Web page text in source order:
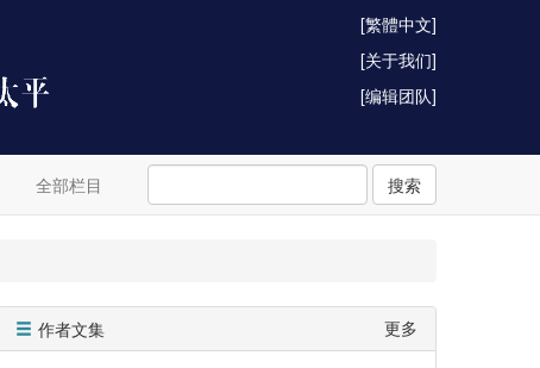
[繁體中文]
[关于我们]
[编辑团队]
全部栏目 搜索
作者文集 更多